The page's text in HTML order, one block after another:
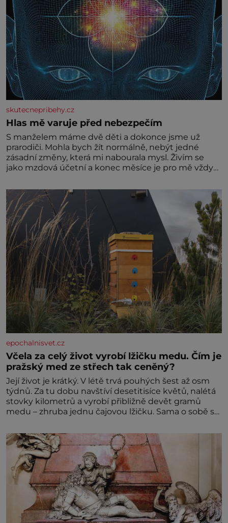
skutecnepribehy.cz
Hlas mě varuje před nebezpečím
S manželem máme dvě děti a dokonce jsme už
prarodiči. Mohla bych žít normálně, nebýt jedné
zásadní změny, která mi nabourala mysl. Živím se
jako mzdová účetní a konec měsíce je pro mě vždy
máme vnoučata, mi dcera čím dál častěji volá o
pomoc, co se hlídání týče. Dalo by se
epochalnisvet.cz
Včela za celý život vyrobí lžičku medu. Čím je
pražský med ze střech tak ceněný?
Její život je krátký. V létě trvá pouhých šest až osm
týdnů. Za tu dobu navštíví desetitisíce květů, nalétá
stovky kilometrů a vyrobí přibližně devět gramů
medu – zhruba jednu čajovou lžičku. Sama o sobě se
dalšími desítkami tisíc příslušnic svého včelstva,
vznikne jeden z nejdokonalejších organismů